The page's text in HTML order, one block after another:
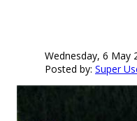
Wednesday, 6 May
Posted by: Super